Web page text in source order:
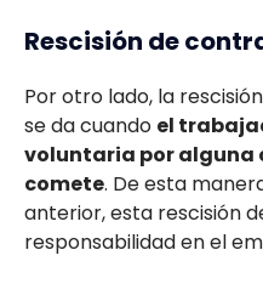
Rescisión de
Por otro lado, la
se da cuando el
voluntaria por alguna
comete. De esta
anterior, esta rescisión
responsabilidad en el